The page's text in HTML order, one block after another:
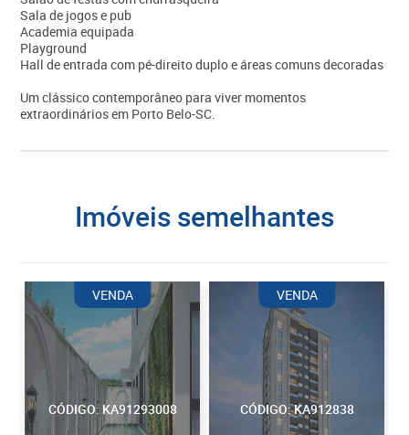
Sala de jogos e pub
Academia equipada
Playground
Hall de entrada com pé-direito duplo e áreas comuns decoradas
Um clássico contemporâneo para viver momentos
extraordinários em Porto Belo-SC.
imóveis semelhantes
CÓDIGO: KA91293008
VENDA
CÓDIGO: KA912838
VENDA